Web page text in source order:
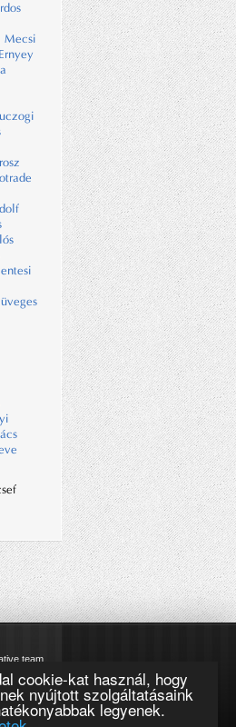
cookie-kat használ, hogy
nyújtott szolgáltatásaink
legyenek.
Mecsi
Ernyey
team